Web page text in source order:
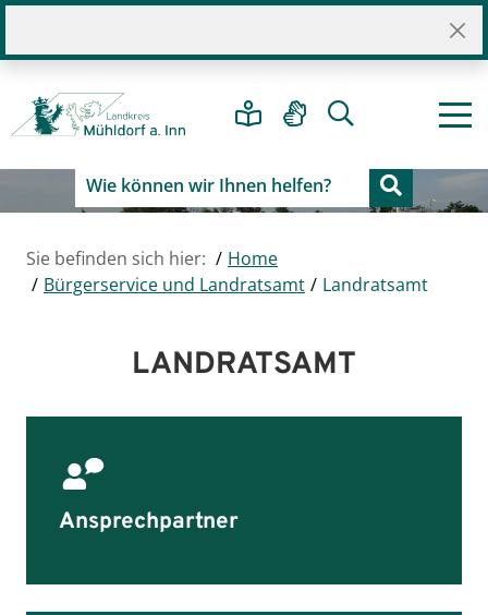
Sie befinden sich hier:
Home
Bürgerservice und Landratsamt
Landratsamt
LANDRATSAMT
Ansprechpartner